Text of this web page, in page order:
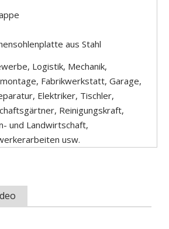
aus Stahl
Logistik, Mechanik,
Fabrikwerkstatt, Garage,
Elektriker, Tischler,
Reinigungskraft,
und Landwirtschaft,
usw.